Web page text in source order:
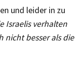
und leider in zu
Israelis verhalten
nicht besser als die